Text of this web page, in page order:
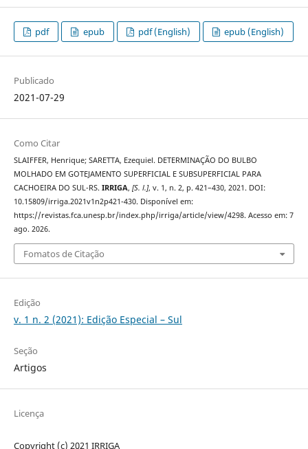
pdf epub pdf (English) epub (English)
Publicado
2021-07-29
Como Citar
SLAIFFER, Henrique; SARETTA, Ezequiel. DETERMINAÇÃO DO BULBO
MOLHADO EM GOTEJAMENTO SUPERFICIAL E SUBSUPERFICIAL PARA
CACHOEIRA DO SUL-RS. IRRIGA, [S. l.], v. 1, n. 2, p. 421–430, 2021. DOI:
10.15809/irriga.2021v1n2p421-430. Disponível em:
https://revistas.fca.unesp.br/index.php/irriga/article/view/4298. Acesso em: 7
ago. 2026.
Fomatos de Citação
Edição
v. 1 n. 2 (2021): Edição Especial – Sul
Seção
Artigos
Licença
Copyright (c) 2021 IRRIGA